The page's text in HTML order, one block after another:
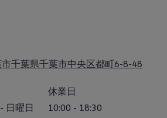
スワーゲン自動車保険プラス
Card
マーポータル 登録・ログイン
Maker 登録・ログイン
エコカー優遇制度
千葉県千葉市中央区都町6-8-48
休業日
- 日曜日 10:00 - 18:30